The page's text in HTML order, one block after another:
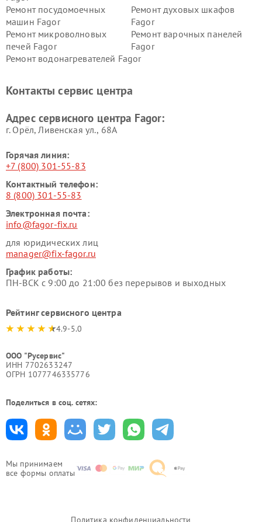
Мы принимаем
все формы оплаты
Ремонт посудомоечных
машин Fagor
Ремонт духовых шкафов
Fagor
Ремонт микроволновых
печей Fagor
Ремонт варочных панелей
Fagor
Ремонт водонагревателей Fagor
Контакты сервис центра
Адрес сервисного центра Fagor:
г. Орёл, Ливенская ул., 68А
Горячая линия:
+7 (800) 301-55-83
Контактный телефон:
8 (800) 301-55-83
Электронная почта:
info@fagor-fix.ru
для юридических лиц
manager@fix-fagor.ru
График работы:
ПН-ВСК с 9:00 до 21:00 без перерывов и выходных
Рейтинг сервисного центра
4.9-5.0
ООО "Русервис"
ИНН 7702633247
ОГРН 1077746335776
Поделиться в соц. сетях:
Политика конфиденциальности